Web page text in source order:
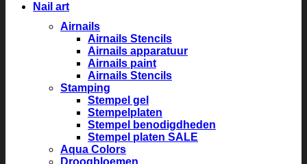
Nail art
Airnails
Airnails Stencils
Airnails apparatuur
Airnails paint
Airnails Stencils
Stamping
Stempel gel
Stempelplaten
Stempel benodigdheden
Stempel platen SALE
Aqua Colors
Droogbloemen